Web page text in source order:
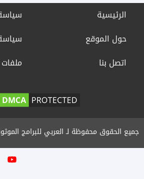
الرئيسية
حول الموقع
اتصل بنا
جميع الحقوق محفوظة لـ العربي للبرامج الموثوقة